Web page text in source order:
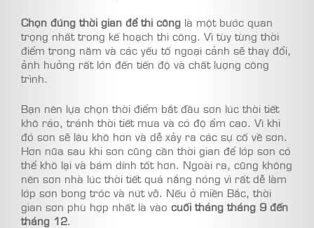
Chọn đúng thời gian để thi công là một bước quan
trọng nhất trong kế hoạch thi công. Vì tùy từng thời
điểm trong năm và các yếu tố ngoại cảnh sẽ thay đổi,
ảnh hưởng rất lớn đến tiến độ và chất lượng công
trình.
Bạn nên lựa chọn thời điểm bắt đầu sơn lúc thời tiết
khô ráo, tránh thời tiết mưa và có độ ẩm cao. Vì khi
đó sơn sẽ lâu khô hơn và dễ xảy ra các sự cố về sơn.
Hơn nữa sau khi sơn cũng cần thời gian để lớp sơn có
thể khô lại và bám dính tốt hơn. Ngoài ra, cũng không
nên sơn nhà lúc thời tiết quá nắng nóng vì rất dễ làm
lớp sơn bong tróc và nứt vỡ. Nếu ở miền Bắc, thời
gian sơn phù hợp nhất là vào cuối tháng tháng 9 đến
tháng 12